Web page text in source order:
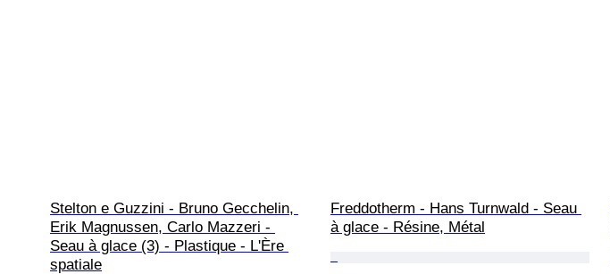
Stelton e Guzzini - Bruno Gecchelin,
Erik Magnussen, Carlo Mazzeri -
Seau à glace (3) - Plastique - L'Ère
spatiale
Freddotherm - Hans Turnwald - Seau
à glace - Résine, Métal